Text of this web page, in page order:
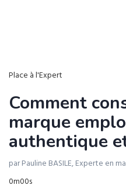
Place à l'Expert
Comment
marque
authentique
par Pauline BASILE, Experte en
0m00s